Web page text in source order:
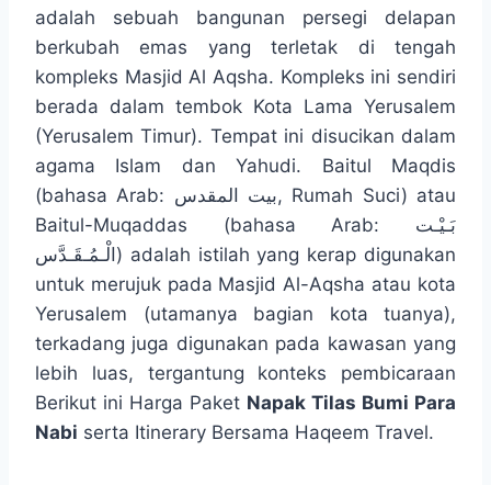
adalah sebuah bangunan persegi delapan
berkubah emas yang terletak di tengah
kompleks Masjid Al Aqsha. Kompleks ini sendiri
berada dalam tembok Kota Lama Yerusalem
(Yerusalem Timur). Tempat ini disucikan dalam
agama Islam dan Yahudi. Baitul Maqdis
(bahasa Arab: بيت المقدس‎, Rumah Suci) atau
Baitul-Muqaddas (bahasa Arab: بَـيْـت
الْـمُـقَـدَّس‎) adalah istilah yang kerap digunakan
untuk merujuk pada Masjid Al-Aqsha atau kota
Yerusalem (utamanya bagian kota tuanya),
terkadang juga digunakan pada kawasan yang
lebih luas, tergantung konteks pembicaraan
Berikut ini Harga Paket Napak Tilas Bumi Para
Nabi serta Itinerary Bersama Haqeem Travel.